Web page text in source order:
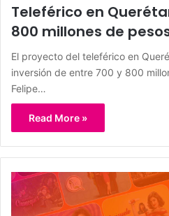
Teleférico en
800 millones de
El proyecto del teleférico en
inversión de entre 700 y 800
Felipe…
Read More »